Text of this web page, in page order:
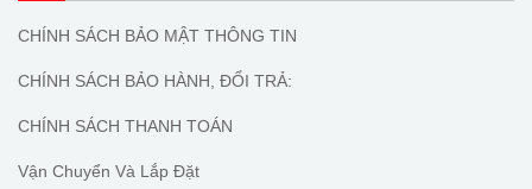
CHÍNH SÁCH BẢO MẬT THÔNG TIN
CHÍNH SÁCH BẢO HÀNH, ĐỔI TRẢ:
CHÍNH SÁCH THANH TOÁN
Vận Chuyển Và Lắp Đặt